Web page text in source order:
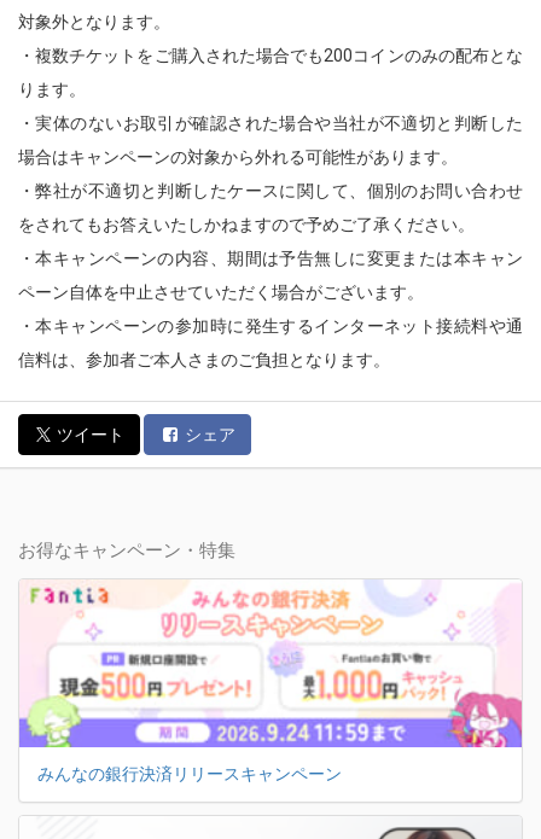
対象外となります。
・複数チケットをご購入された場合でも200コインのみの配布とな
ります。
・実体のないお取引が確認された場合や当社が不適切と判断した
場合はキャンペーンの対象から外れる可能性があります。
・弊社が不適切と判断したケースに関して、個別のお問い合わせ
をされてもお答えいたしかねますので予めご了承ください。
・本キャンペーンの内容、期間は予告無しに変更または本キャン
ペーン自体を中止させていただく場合がございます。
・本キャンペーンの参加時に発生するインターネット接続料や通
信料は、参加者ご本人さまのご負担となります。
ツイート シェア
お得なキャンペーン・特集
みんなの銀行決済リリースキャンペーン